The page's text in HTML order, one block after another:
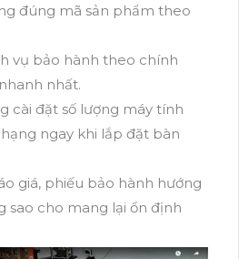
đúng mã sản phẩm theo
vụ bảo hành theo chính
nhất.
cài đặt số lượng máy tính
ngay khi lắp đặt bàn
giá, phiếu bảo hành hướng
sao cho mang lại ổn định